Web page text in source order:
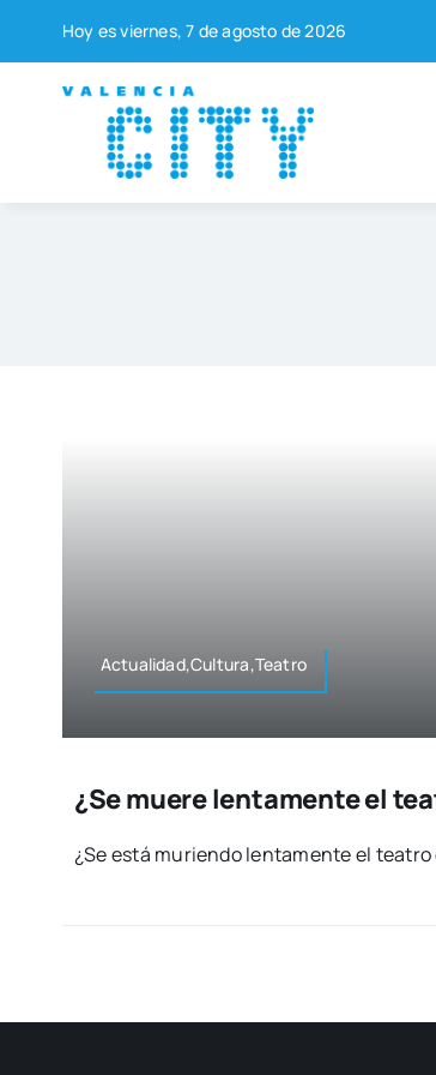
contenido
Hoy es vier­nes, 7 de agos­to de 2026
Actualidad,Cultura,Teatro
¿Se muere lentamente el
¿Se está murien­do len­ta­men­te el